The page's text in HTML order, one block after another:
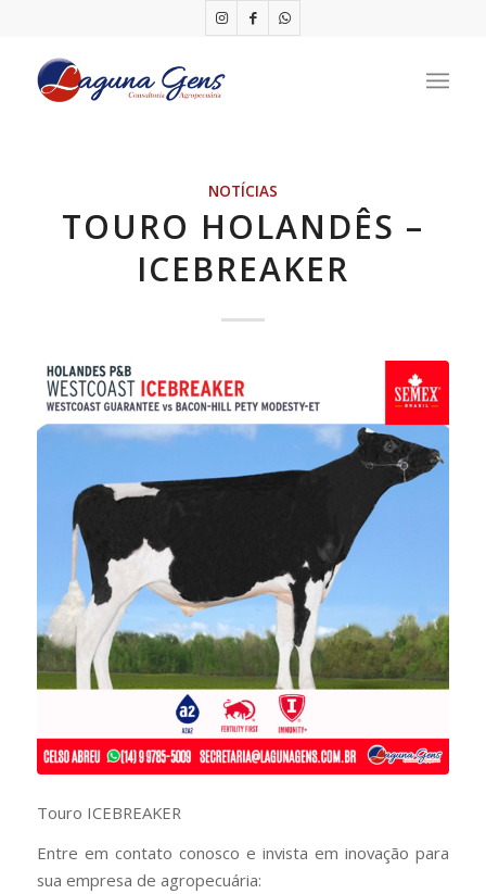
NOTÍCIAS
TOURO HOLANDÊS –
ICEBREAKER
Touro ICEBREAKER
Entre em contato conosco e invista em inovação para
sua empresa de agropecuária: